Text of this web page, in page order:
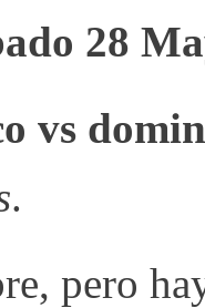
28
vs
.
pero